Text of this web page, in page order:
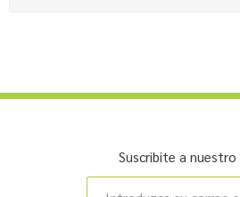
Suscribite a